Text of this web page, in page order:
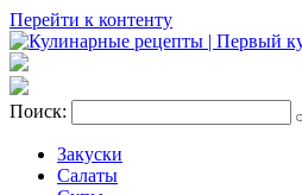
Перейти к контенту
Поиск:
Закуски
Салаты